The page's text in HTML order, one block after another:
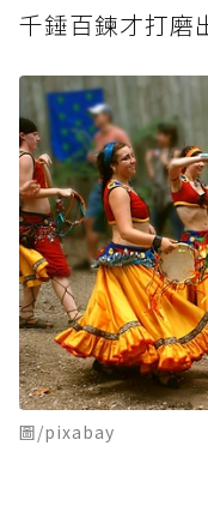
千錘百鍊才打磨
圖/pixabay